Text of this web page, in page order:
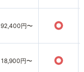
92,400円〜 ○
18,900円〜 ○